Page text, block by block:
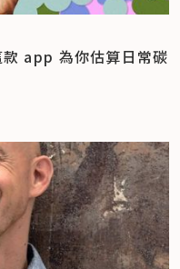
app 為你估算日常碳